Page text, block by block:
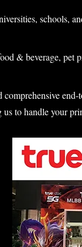
schools,
& beverage, pet
to handle your